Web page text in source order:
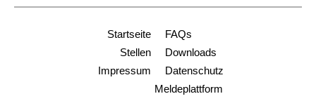
Startseite
FAQs
Stellen
Downloads
Impressum
Datenschutz
Meldeplattform